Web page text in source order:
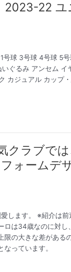
2023-22 ユ
号球 3号球 4号球 5
ぐるみ アンセム イ
カジュアル カップ
クラブで
ォームデ
します。 ※紹介は前
ロは34歳なのに対し
限の大きな差がある
っています。